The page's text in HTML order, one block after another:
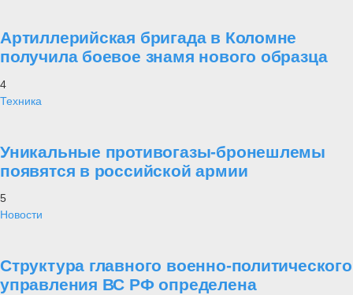
Артиллерийская бригада в Коломне
получила боевое знамя нового образца
4
Техника
Уникальные противогазы-бронешлемы
появятся в российской армии
5
Новости
Структура главного военно-политического
управления ВС РФ определена